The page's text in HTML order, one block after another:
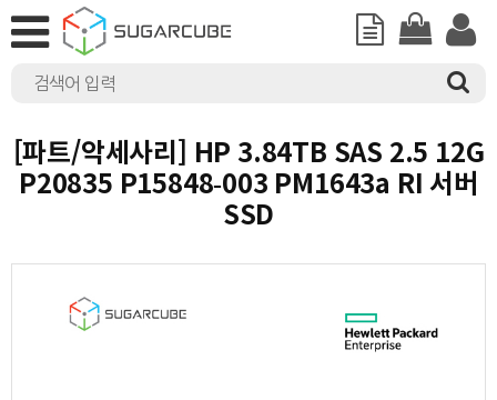
[파트/악세사리] HP 3.84TB SAS 2.5 12G
P20835 P15848-003 PM1643a RI 서버
SSD